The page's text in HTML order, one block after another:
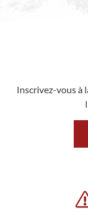
Inscrivez-vous à